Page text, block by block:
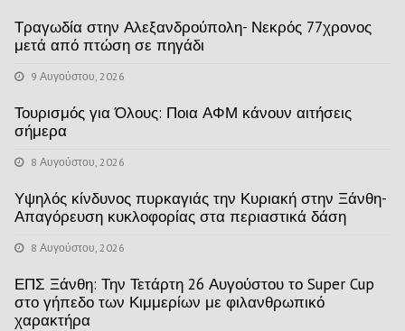
Τραγωδία στην Αλεξανδρούπολη- Νεκρός 77χρονος
μετά από πτώση σε πηγάδι
9 Αυγούστου, 2026
Τουρισμός για Όλους: Ποια ΑΦΜ κάνουν αιτήσεις
σήμερα
8 Αυγούστου, 2026
Υψηλός κίνδυνος πυρκαγιάς την Κυριακή στην Ξάνθη-
Απαγόρευση κυκλοφορίας στα περιαστικά δάση
8 Αυγούστου, 2026
ΕΠΣ Ξάνθη: Την Τετάρτη 26 Αυγούστου το Super Cup
στο γήπεδο των Κιμμερίων με φιλανθρωπικό
χαρακτήρα